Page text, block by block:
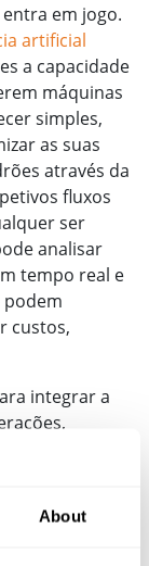
About
em jogo.
artificial
a capacidade
máquinas
simples,
as suas
através da
fluxos
ser
analisar
tempo real e
custos,
integrar a
sobre a
aumento nos